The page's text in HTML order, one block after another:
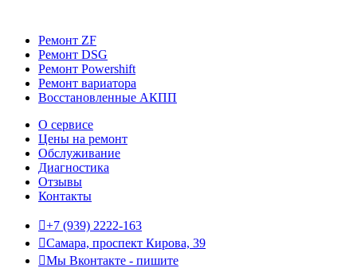
Ремонт ZF
Ремонт DSG
Ремонт Powershift
Ремонт вариатора
Восстановленные АКПП
О сервисе
Цены на ремонт
Обслуживание
Диагностика
Отзывы
Контакты
+7 (939) 2222-163
Самара, проспект Кирова, 39
Мы Вконтакте - пишите